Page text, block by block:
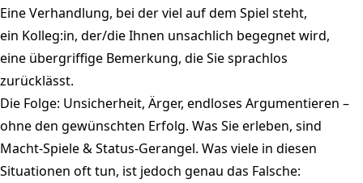
Eine Verhandlung, bei der viel auf dem Spiel steht,
ein Kolleg:in, der/die Ihnen unsachlich begegnet wird,
eine übergriffige Bemerkung, die Sie sprachlos
zurücklässt.
Die Folge: Unsicherheit, Ärger, endloses Argumentieren –
ohne den gewünschten Erfolg. Was Sie erleben, sind
Macht-Spiele & Status-Gerangel. Was viele in diesen
Situationen oft tun, ist jedoch genau das Falsche: